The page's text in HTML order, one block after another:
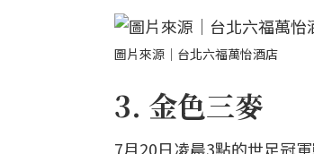
圖片來源｜台北六福萬怡酒店
3. 金色三麥
7月20日凌晨3點的世足冠